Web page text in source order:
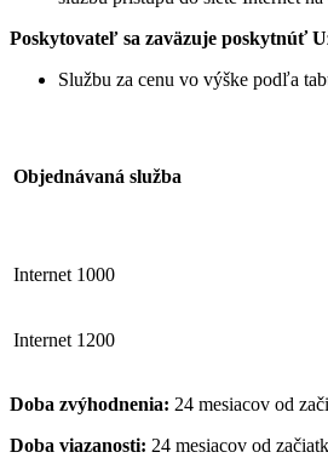
Poskytovateľ sa zaväzuje poskytnúť
Službu za cenu vo výške podľa
Objednávaná služba
Internet 1000
Internet 1200
Doba zvýhodnenia: 24 mesiacov od
Doba viazanosti: 24 mesiacov od